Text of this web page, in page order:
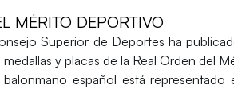
MÉRITO DEPORTIVO
Superior de Deportes ha
y placas de la Real Orden del
español está representado